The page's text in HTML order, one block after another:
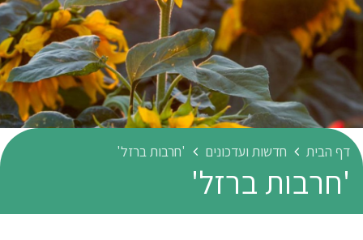
דף הבית חדשות ועדכונים 'חרבות ברזל'
'חרבות ברזל'